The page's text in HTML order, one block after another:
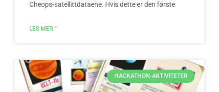
Cheops-satellittdataene. Hvis dette er den første
LES MER "
HACKATHON-AKTIVITETER